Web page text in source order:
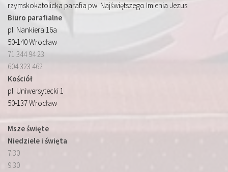
rzymskokatolicka parafia pw. Najświętszego Imienia Jezus
Biuro parafialne
pl. Nankiera 16a
50-140 Wrocław
71 344 94 23
604 323 462
Kościół
pl. Uniwersytecki 1
50-137 Wrocław
Msze święte
Niedziele i święta
7:30
9:30